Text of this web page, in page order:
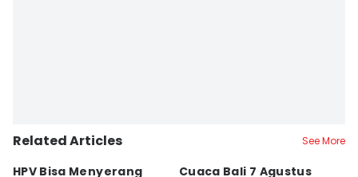
Related Articles See More
HPV Bisa Menyerang
Cuaca Bali 7 Agustus